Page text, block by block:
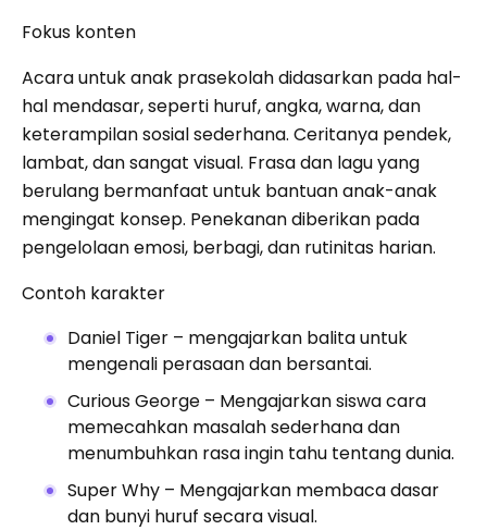
Fokus konten
Acara untuk anak prasekolah didasarkan pada hal-
hal mendasar, seperti huruf, angka, warna, dan
keterampilan sosial sederhana. Ceritanya pendek,
lambat, dan sangat visual. Frasa dan lagu yang
berulang bermanfaat untuk bantuan anak-anak
mengingat konsep. Penekanan diberikan pada
pengelolaan emosi, berbagi, dan rutinitas harian.
Contoh karakter
Daniel Tiger – mengajarkan balita untuk
mengenali perasaan dan bersantai.
Curious George – Mengajarkan siswa cara
memecahkan masalah sederhana dan
menumbuhkan rasa ingin tahu tentang dunia.
Super Why – Mengajarkan membaca dasar
dan bunyi huruf secara visual.